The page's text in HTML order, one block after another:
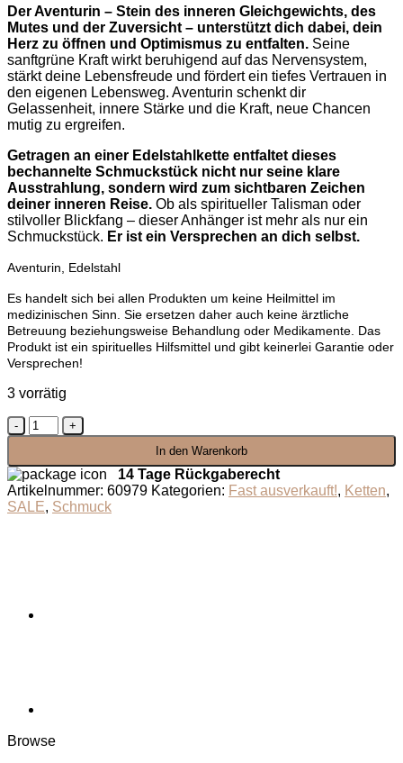
Der Aventurin – Stein des inneren Gleichgewichts, des
Mutes und der Zuversicht – unterstützt dich dabei, dein
Herz zu öffnen und Optimismus zu entfalten. Seine
sanftgrüne Kraft wirkt beruhigend auf das Nervensystem,
stärkt deine Lebensfreude und fördert ein tiefes Vertrauen in
den eigenen Lebensweg. Aventurin schenkt dir
Gelassenheit, innere Stärke und die Kraft, neue Chancen
mutig zu ergreifen.
Getragen an einer Edelstahlkette entfaltet dieses
bechannelte Schmuckstück nicht nur seine klare
Ausstrahlung, sondern wird zum sichtbaren Zeichen
deiner inneren Reise. Ob als spiritueller Talisman oder
stilvoller Blickfang – dieser Anhänger ist mehr als nur ein
Schmuckstück. Er ist ein Versprechen an dich selbst.
Aventurin, Edelstahl
Es handelt sich bei allen Produkten um keine Heilmittel im
medizinischen Sinn. Sie ersetzen daher auch keine ärztliche
Betreuung beziehungsweise Behandlung oder Medikamente. Das
Produkt ist ein spirituelles Hilfsmittel und gibt keinerlei Garantie oder
Versprechen!
3 vorrätig
Goldenes
Netz
Seele
Aventurin
Menge
In den Warenkorb
14 Tage Rückgaberecht
Artikelnummer: 60979 Kategorien: Fast ausverkauft!, Ketten,
SALE, Schmuck
Browse